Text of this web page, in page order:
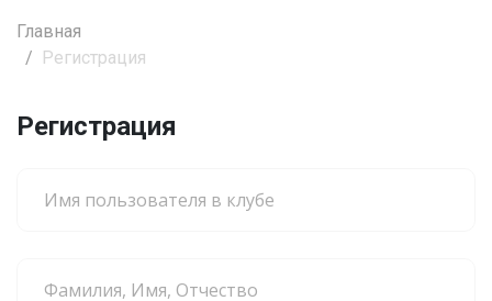
Главная
Регистрация
Регистрация